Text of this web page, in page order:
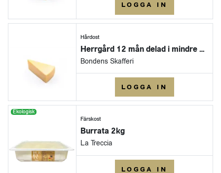
LOGGA IN
Hårdost
Herrgård 12 mån delad i mindre bitar
Bondens Skafferi
LOGGA IN
Ekologisk
Färskost
Burrata 2kg
La Treccia
LOGGA IN